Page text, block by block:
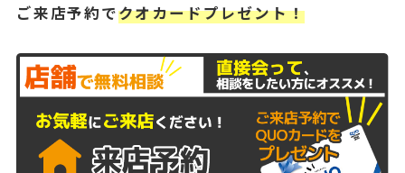
ご来店予約でクオカードプレゼント！